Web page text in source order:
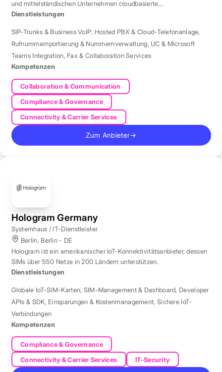
und mittelständischen Unternehmen cloudbasierte
Telefonielösungen bietet.
Dienstleistungen
SIP-Trunks & Business VoIP, Hosted PBX & Cloud-Telefonanlage,
Rufnummernportierung & Nummernverwaltung, UC & Microsoft
Teams Integration, Fax & Collaboration Services
Kompetenzen
Collaboration & Communication
Compliance & Governance
Connectivity & Carrier Services
Zum Anbieter→
Hologram Germany
Systemhaus / IT-Dienstleister
Berlin, Berlin - DE
Hologram ist ein amerikanischer IoT-Konnektivitätsanbieter, dessen
SIMs über 550 Netze in 200 Ländern unterstützen.
Dienstleistungen
Globale IoT-SIM-Karten, SIM-Management & Dashboard, Developer
APIs & SDK, Einsparungen & Kostenmanagement, Sichere IoT-
Verbindungen
Kompetenzen
Compliance & Governance
Connectivity & Carrier Services
IT-Security